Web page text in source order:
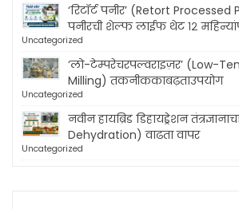
‘रिटॉर्ट पनीर’ (Retort
पनीरची शेल्फ लाईफ थेट १२
Uncategorized
‘लो-टेम्परेचरपल्वराइज़र’ (Low-
Milling) तकनीककाबढ़ताउपयोग
Uncategorized
नवीन हायब्रिड डिहायड्रेशन
Dehydration) वाढता वापर
Uncategorized